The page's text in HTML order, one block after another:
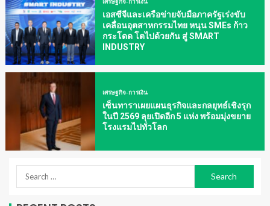
เอสซีจีและเครือข่ายจับมือภาครัฐเร่งขับ
เคลื่อนอุตสาหกรรมไทย หนุน SMEs ก้าว
กระโดด โตไปด้วยกัน สู่ SMART
INDUSTRY
เศรษฐกิจ-การเงิน
เซ็นทาราเผยแผนธุรกิจและกลยุทธ์เชิงรุก
ในปี 2569 ลุยเปิดอีก 5 แห่ง พร้อมมุ่งขยาย
โรงแรมไปทั่วโลก